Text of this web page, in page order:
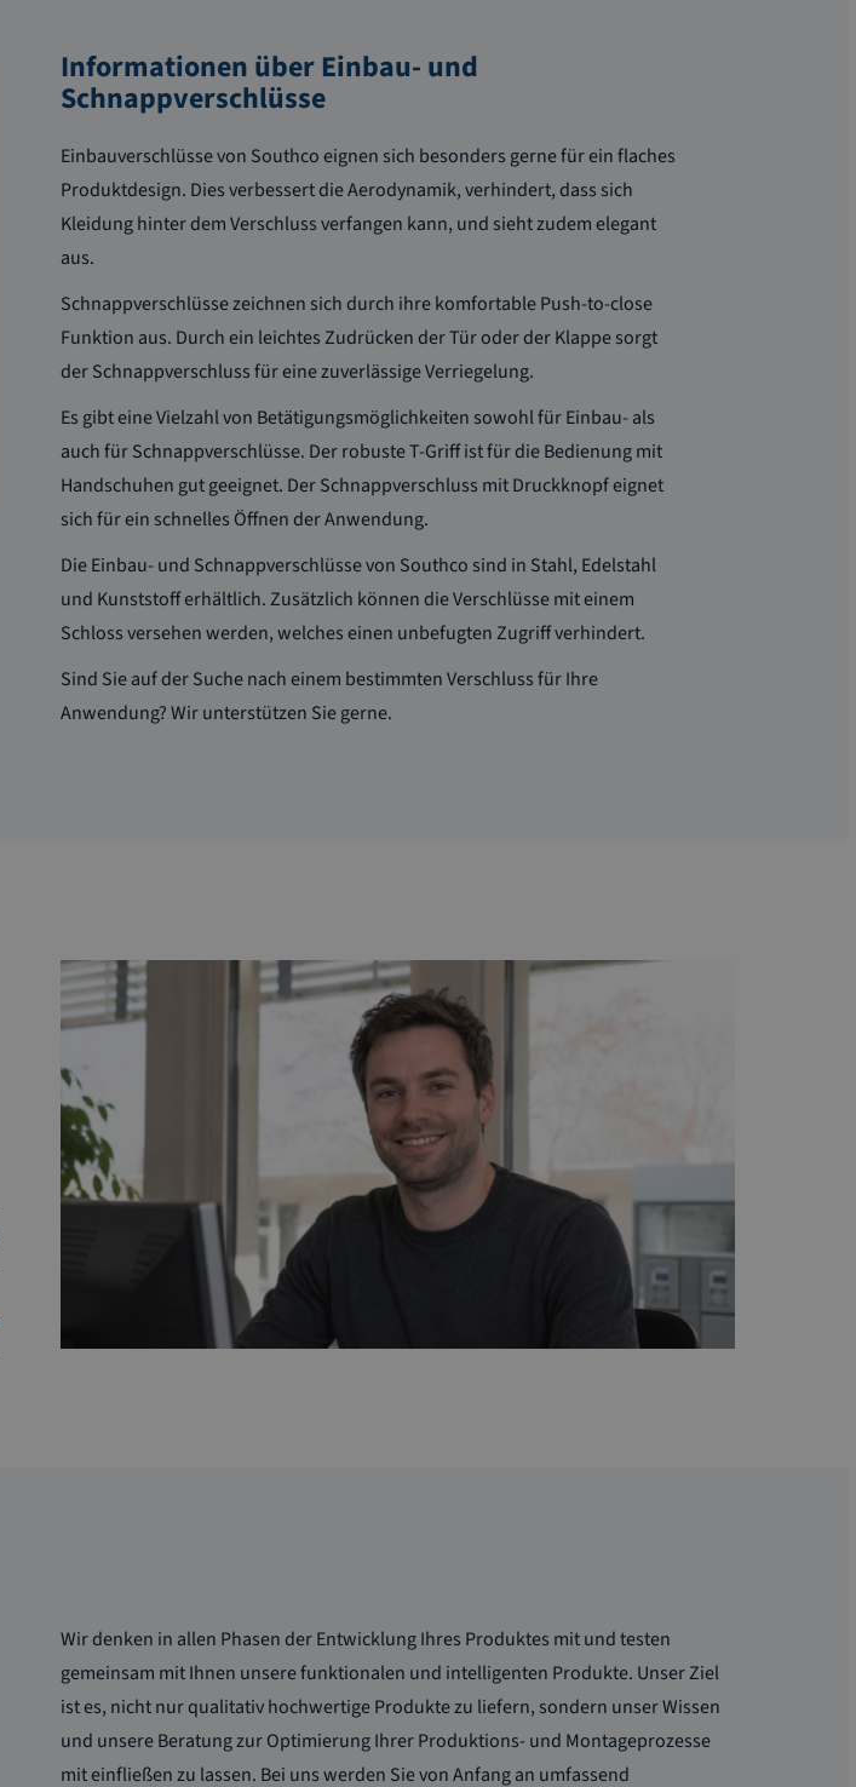
Informationen über Einbau- und
Schnappverschlüsse
Einbauverschlüsse von Southco eignen sich besonders gerne für ein flaches
Produktdesign. Dies verbessert die Aerodynamik, verhindert, dass sich
Kleidung hinter dem Verschluss verfangen kann, und sieht zudem elegant
aus.
Schnappverschlüsse zeichnen sich durch ihre komfortable Push-to-close
Funktion aus. Durch ein leichtes Zudrücken der Tür oder der Klappe sorgt
der Schnappverschluss für eine zuverlässige Verriegelung.
Es gibt eine Vielzahl von Betätigungsmöglichkeiten sowohl für Einbau- als
auch für Schnappverschlüsse. Der robuste T-Griff ist für die Bedienung mit
Handschuhen gut geeignet. Der Schnappverschluss mit Druckknopf eignet
sich für ein schnelles Öffnen der Anwendung.
Die Einbau- und Schnappverschlüsse von Southco sind in Stahl, Edelstahl
und Kunststoff erhältlich. Zusätzlich können die Verschlüsse mit einem
Schloss versehen werden, welches einen unbefugten Zugriff verhindert.
Sind Sie auf der Suche nach einem bestimmten Verschluss für Ihre
Anwendung? Wir unterstützen Sie gerne.
Wir denken in allen Phasen der Entwicklung Ihres Produktes mit und testen
gemeinsam mit Ihnen unsere funktionalen und intelligenten Produkte. Unser Ziel
ist es, nicht nur qualitativ hochwertige Produkte zu liefern, sondern unser Wissen
und unsere Beratung zur Optimierung Ihrer Produktions- und Montageprozesse
mit einfließen zu lassen. Bei uns werden Sie von Anfang an umfassend